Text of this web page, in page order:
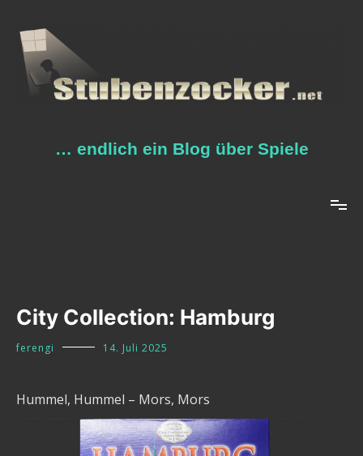
Inhalt
springen
… endlich ein Blog über Spiele
City Collection: Hamburg
ferengi 14. Juli 2025
Hummel, Hummel – Mors, Mors